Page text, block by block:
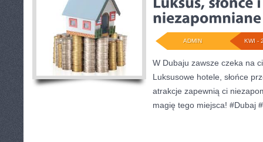
KWI -
ADMIN
W Dubaju zawsze czeka na
Luksusowe hotele, słońce
atrakcje zapewnią ci
magię tego miejsca! #Dubaj